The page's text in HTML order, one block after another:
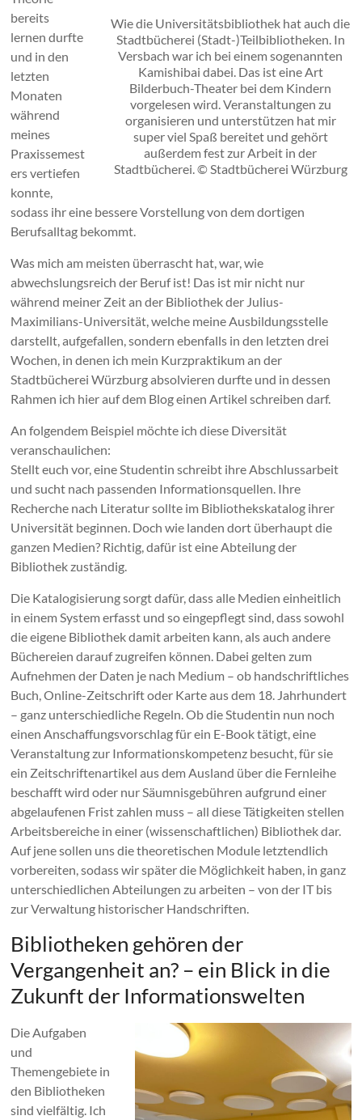
Wie die Universitätsbibliothek hat auch die
Stadtbücherei (Stadt-)Teilbibliotheken. In
Versbach war ich bei einem sogenannten
Kamishibai dabei. Das ist eine Art
Bilderbuch-Theater bei dem Kindern
vorgelesen wird. Veranstaltungen zu
organisieren und unterstützen hat mir
super viel Spaß bereitet und gehört
außerdem fest zur Arbeit in der
Stadtbücherei. © Stadtbücherei Würzburg
bereits
lernen durfte
und in den
letzten
Monaten
während
meines
Praxissemest
ers vertiefen
konnte,
sodass ihr eine bessere Vorstellung von dem dortigen
Berufsalltag bekommt.
Was mich am meisten überrascht hat, war, wie
abwechslungsreich der Beruf ist! Das ist mir nicht nur
während meiner Zeit an der Bibliothek der Julius-
Maximilians-Universität, welche meine Ausbildungsstelle
darstellt, aufgefallen, sondern ebenfalls in den letzten drei
Wochen, in denen ich mein Kurzpraktikum an der
Stadtbücherei Würzburg absolvieren durfte und in dessen
Rahmen ich hier auf dem Blog einen Artikel schreiben darf.
An folgendem Beispiel möchte ich diese Diversität
veranschaulichen:
Stellt euch vor, eine Studentin schreibt ihre Abschlussarbeit
und sucht nach passenden Informationsquellen. Ihre
Recherche nach Literatur sollte im Bibliothekskatalog ihrer
Universität beginnen. Doch wie landen dort überhaupt die
ganzen Medien? Richtig, dafür ist eine Abteilung der
Bibliothek zuständig.
Die Katalogisierung sorgt dafür, dass alle Medien einheitlich
in einem System erfasst und so eingepflegt sind, dass sowohl
die eigene Bibliothek damit arbeiten kann, als auch andere
Büchereien darauf zugreifen können. Dabei gelten zum
Aufnehmen der Daten je nach Medium – ob handschriftliches
Buch, Online-Zeitschrift oder Karte aus dem 18. Jahrhundert
– ganz unterschiedliche Regeln. Ob die Studentin nun noch
einen Anschaffungsvorschlag für ein E-Book tätigt, eine
Veranstaltung zur Informationskompetenz besucht, für sie
ein Zeitschriftenartikel aus dem Ausland über die Fernleihe
beschafft wird oder nur Säumnisgebühren aufgrund einer
abgelaufenen Frist zahlen muss – all diese Tätigkeiten stellen
Arbeitsbereiche in einer (wissenschaftlichen) Bibliothek dar.
Auf jene sollen uns die theoretischen Module letztendlich
vorbereiten, sodass wir später die Möglichkeit haben, in ganz
unterschiedlichen Abteilungen zu arbeiten – von der IT bis
zur Verwaltung historischer Handschriften.
Bibliotheken gehören der
Vergangenheit an? – ein Blick in die
Zukunft der Informationswelten
Die Aufgaben
und
Themengebiete in
den Bibliotheken
sind vielfältig. Ich